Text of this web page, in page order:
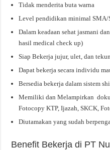
Tidak menderita buta warna
Level pendidikan minimal SMA/
Dalam keadaan sehat jasmani
hasil medical check up)
Siap Bekerja jujur, ulet, dan tekun
Dapat bekerja secara individu
Bersedia bekerja dalam sistem
Memiliki dan Melampirkan
Fotocopy KTP, Ijazah, SKCK,
Diutamakan yang sudah
Benefit Bekerja di PT